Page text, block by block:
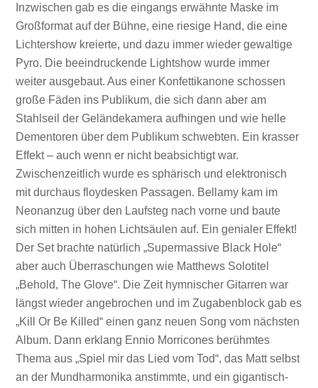
Inzwischen gab es die eingangs erwähnte Maske im
Großformat auf der Bühne, eine riesige Hand, die eine
Lichtershow kreierte, und dazu immer wieder gewaltige
Pyro. Die beeindruckende Lightshow wurde immer
weiter ausgebaut. Aus einer Konfettikanone schossen
große Fäden ins Publikum, die sich dann aber am
Stahlseil der Geländekamera aufhingen und wie helle
Dementoren über dem Publikum schwebten. Ein krasser
Effekt – auch wenn er nicht beabsichtigt war.
Zwischenzeitlich wurde es sphärisch und elektronisch
mit durchaus floydesken Passagen. Bellamy kam im
Neonanzug über den Laufsteg nach vorne und baute
sich mitten in hohen Lichtsäulen auf. Ein genialer Effekt!
Der Set brachte natürlich „Supermassive Black Hole“
aber auch Überraschungen wie Matthews Solotitel
„Behold, The Glove“. Die Zeit hymnischer Gitarren war
längst wieder angebrochen und im Zugabenblock gab es
„Kill Or Be Killed“ einen ganz neuen Song vom nächsten
Album. Dann erklang Ennio Morricones berühmtes
Thema aus „Spiel mir das Lied vom Tod“, das Matt selbst
an der Mundharmonika anstimmte, und ein gigantisch-